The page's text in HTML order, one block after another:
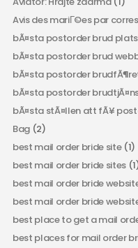
Avis des mariГ©es par
bÃ¤sta postorder brud
bÃ¤sta postorder brud
bÃ¤sta postorder
bÃ¤sta postorder
bÃ¤sta stÃ¤llen att fÃ¥
Bag(2)
best mail order bride site(1)
best mail order bride sites
best mail order bride
best mail order bride
best place to get a mail
best places for mail order